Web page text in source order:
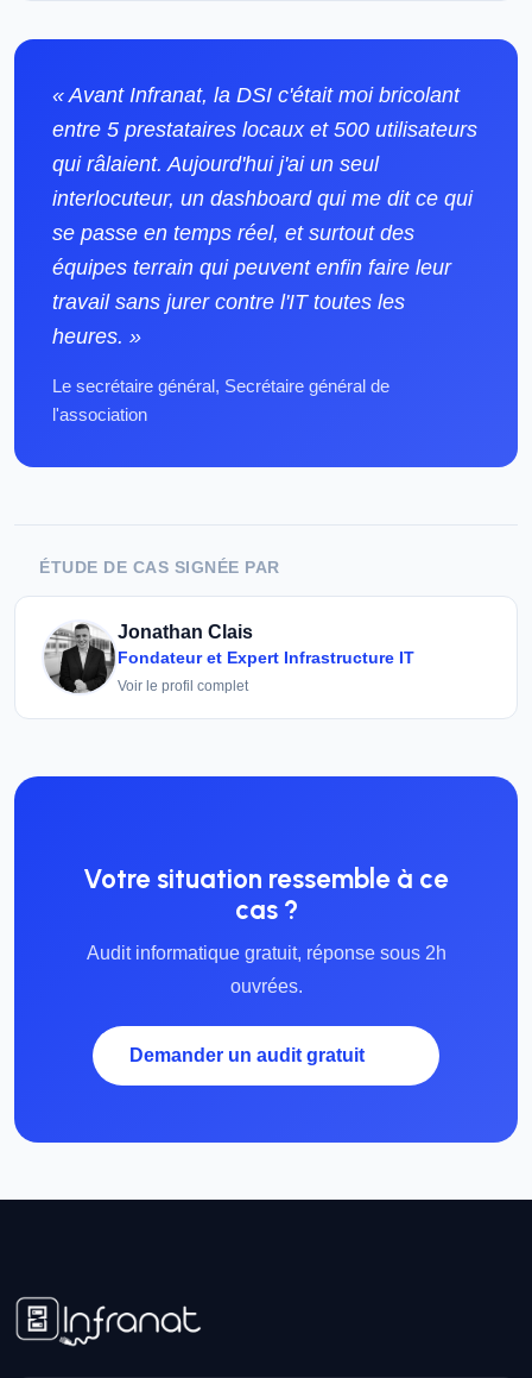
« Avant Infranat, la DSI c'était moi bricolant
entre 5 prestataires locaux et 500 utilisateurs
qui râlaient. Aujourd'hui j'ai un seul
interlocuteur, un dashboard qui me dit ce qui
se passe en temps réel, et surtout des
équipes terrain qui peuvent enfin faire leur
travail sans jurer contre l'IT toutes les
heures. »
Le secrétaire général, Secrétaire général de
l'association
ÉTUDE DE CAS SIGNÉE PAR
Jonathan Clais
Fondateur et Expert Infrastructure IT
Voir le profil complet
Votre situation ressemble à ce
cas ?
Audit informatique gratuit, réponse sous 2h
ouvrées.
Demander un audit gratuit